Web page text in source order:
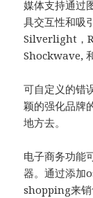
媒体支持通过
具交互性和吸
Silverlight，
Shockwave,
可自定义的错
颖的强化品牌
地方去。
电子商务功能
器。通过添加
shopping来销